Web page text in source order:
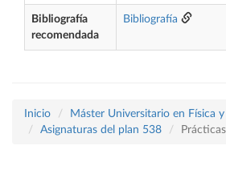
Bibliografía
recomendada
Bibliografía
Inicio
Máster Universitario en Física y
Asignaturas del plan 538